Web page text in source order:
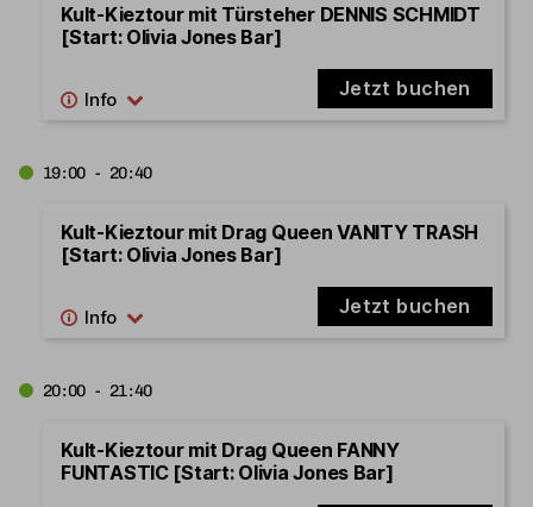
Kult-Kieztour mit Türsteher DENNIS SCHMIDT
[Start: Olivia Jones Bar]
Jetzt buchen
19:00 - 20:40
Kult-Kieztour mit Drag Queen VANITY TRASH
[Start: Olivia Jones Bar]
Jetzt buchen
20:00 - 21:40
Kult-Kieztour mit Drag Queen FANNY
FUNTASTIC [Start: Olivia Jones Bar]